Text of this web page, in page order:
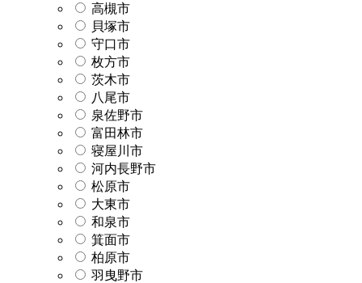
高槻市
貝塚市
守口市
枚方市
茨木市
八尾市
泉佐野市
富田林市
寝屋川市
河内長野市
松原市
大東市
和泉市
箕面市
柏原市
羽曳野市